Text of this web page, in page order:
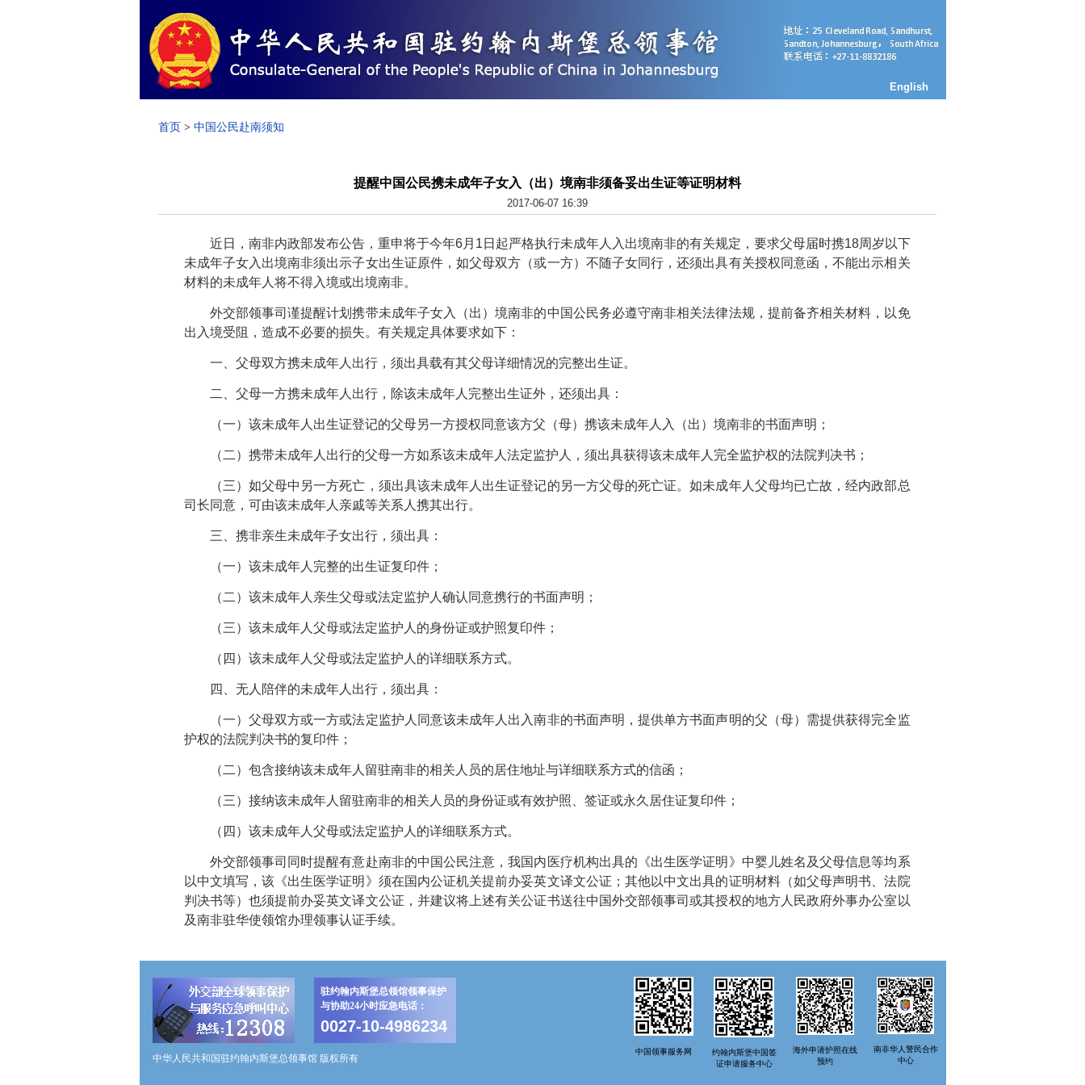
English
首页 > 中国公民赴南须知
提醒中国公民携未成年子女入（出）境南非须备妥出生证等证明材料
2017-06-07 16:39
近日，南非内政部发布公告，重申将于今年6月1日起严格执行未成年人入出境南非的有关规定，要求父母届时携18周岁以下
未成年子女入出境南非须出示子女出生证原件，如父母双方（或一方）不随子女同行，还须出具有关授权同意函，不能出示相关
材料的未成年人将不得入境或出境南非。
外交部领事司谨提醒计划携带未成年子女入（出）境南非的中国公民务必遵守南非相关法律法规，提前备齐相关材料，以免
出入境受阻，造成不必要的损失。有关规定具体要求如下：
一、父母双方携未成年人出行，须出具载有其父母详细情况的完整出生证。
二、父母一方携未成年人出行，除该未成年人完整出生证外，还须出具：
（一）该未成年人出生证登记的父母另一方授权同意该方父（母）携该未成年人入（出）境南非的书面声明；
（二）携带未成年人出行的父母一方如系该未成年人法定监护人，须出具获得该未成年人完全监护权的法院判决书；
（三）如父母中另一方死亡，须出具该未成年人出生证登记的另一方父母的死亡证。如未成年人父母均已亡故，经内政部总
司长同意，可由该未成年人亲戚等关系人携其出行。
三、携非亲生未成年子女出行，须出具：
（一）该未成年人完整的出生证复印件；
（二）该未成年人亲生父母或法定监护人确认同意携行的书面声明；
（三）该未成年人父母或法定监护人的身份证或护照复印件；
（四）该未成年人父母或法定监护人的详细联系方式。
四、无人陪伴的未成年人出行，须出具：
（一）父母双方或一方或法定监护人同意该未成年人出入南非的书面声明，提供单方书面声明的父（母）需提供获得完全监
护权的法院判决书的复印件；
（二）包含接纳该未成年人留驻南非的相关人员的居住地址与详细联系方式的信函；
（三）接纳该未成年人留驻南非的相关人员的身份证或有效护照、签证或永久居住证复印件；
（四）该未成年人父母或法定监护人的详细联系方式。
外交部领事司同时提醒有意赴南非的中国公民注意，我国内医疗机构出具的《出生医学证明》中婴儿姓名及父母信息等均系
以中文填写，该《出生医学证明》须在国内公证机关提前办妥英文译文公证；其他以中文出具的证明材料（如父母声明书、法院
判决书等）也须提前办妥英文译文公证，并建议将上述有关公证书送往中国外交部领事司或其授权的地方人民政府外事办公室以
及南非驻华使领馆办理领事认证手续。
驻约翰内斯堡总领馆领事保护
与协助24小时应急电话：
0027-10-4986234
中华人民共和国驻约翰内斯堡总领事馆 版权所有
中国领事服务网
约翰内斯堡中国签
证申请服务中心
海外申请护照在线
预约
南非华人警民合作
中心